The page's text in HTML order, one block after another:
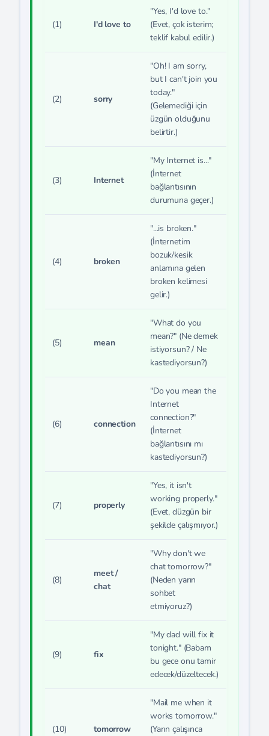
(1) I'd love to
"Yes, I'd love to."
(Evet, çok isterim;
teklif kabul edilir.)
(2) sorry
"Oh! I am sorry,
but I can't join you
today."
(Gelemediği için
üzgün olduğunu
belirtir.)
(3) Internet
"My Internet is..."
(İnternet
bağlantısının
durumuna geçer.)
(4) broken
"...is broken."
(İnternetim
bozuk/kesik
anlamına gelen
broken kelimesi
gelir.)
(5) mean
"What do you
mean?" (Ne demek
istiyorsun? / Ne
kastediyorsun?)
(6) connection
"Do you mean the
Internet
connection?"
(İnternet
bağlantısını mı
kastediyorsun?)
(7) properly
"Yes, it isn't
working properly."
(Evet, düzgün bir
şekilde çalışmıyor.)
(8)
meet /
chat
"Why don't we
chat tomorrow?"
(Neden yarın
sohbet
etmiyoruz?)
(9) fix
"My dad will fix it
tonight." (Babam
bu gece onu tamir
edecek/düzeltecek.)
(10) tomorrow
"Mail me when it
works tomorrow."
(Yarın çalışınca